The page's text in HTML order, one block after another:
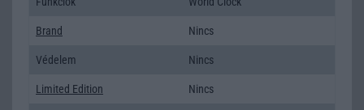
Brand Nincs
Védelem Nincs
Limited Edition Nincs